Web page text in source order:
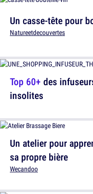
Un atelier pour
sa propre bière
Wecandoo
Un casse-tête pour
Natureetdecouvertes
Top 60+ des
insolites